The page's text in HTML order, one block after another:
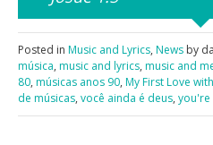
Posted in Music and Lyrics, News by
música, music and lyrics, music and
80, músicas anos 90, My First Love
de músicas, você ainda é deus, you're